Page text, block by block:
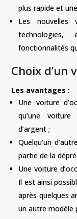
plus rapide et
Les nouvelles
fonctionnalités
Choix d’un
Les avantages :
Une voiture
qu’une voiture
d’argent ;
Quelqu’un
partie de la
Une voiture
Il est ainsi
après quelques
un autre modèle